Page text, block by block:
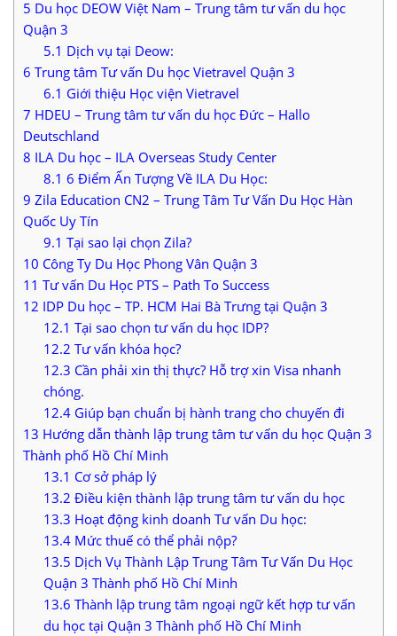
5 Du học DEOW Việt Nam – Trung tâm tư vấn du học
Quận 3
5.1 Dịch vụ tại Deow:
6 Trung tâm Tư vấn Du học Vietravel Quận 3
6.1 Giới thiệu Học viện Vietravel
7 HDEU – Trung tâm tư vấn du học Đức – Hallo
Deutschland
8 ILA Du học – ILA Overseas Study Center
8.1 6 Điểm Ấn Tượng Về ILA Du Học:
9 Zila Education CN2 – Trung Tâm Tư Vấn Du Học Hàn
Quốc Uy Tín
9.1 Tại sao lại chọn Zila?
10 Công Ty Du Học Phong Vân Quận 3
11 Tư vấn Du Học PTS – Path To Success
12 IDP Du học – TP. HCM Hai Bà Trưng tại Quận 3
12.1 Tại sao chọn tư vấn du học IDP?
12.2 Tư vấn khóa học?
12.3 Cần phải xin thị thực? Hỗ trợ xin Visa nhanh
chóng.
12.4Giúp bạn chuẩn bị hành trang cho chuyến đi
13 Hướng dẫn thành lập trung tâm tư vấn du học Quận 3
Thành phố Hồ Chí Minh
13.1 Cơ sở pháp lý
13.2 Điều kiện thành lập trung tâm tư vấn du học
13.3 Hoạt động kinh doanh Tư vấn Du học:
13.4Mức thuế có thể phải nộp?
13.5 Dịch Vụ Thành Lập Trung Tâm Tư Vấn Du Học
Quận 3 Thành phố Hồ Chí Minh
13.6 Thành lập trung tâm ngoại ngữ kết hợp tư vấn
du học tại Quận 3 Thành phố Hồ Chí Minh